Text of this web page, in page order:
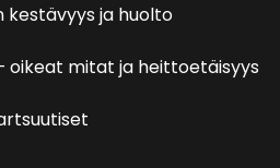
kestävyys ja huolto
oikeat mitat ja heittoetäisyys